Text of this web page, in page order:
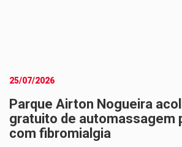
25/07/2026
Parque Airton Nogueira
gratuito de automassagem
com fibromialgia